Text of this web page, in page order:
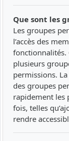
Que sont les
Les groupes
l’accès des
fonctionnalités.
plusieurs
permissions.
des groupes
rapidement les
fois, telles
rendre